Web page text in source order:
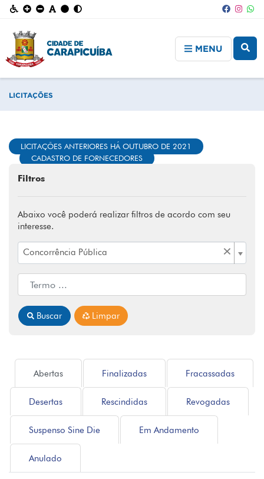
MENU
LICITAÇÕES
LICITAÇÕES ANTERIORES HÁ OUTUBRO DE 2021
CADASTRO DE FORNECEDORES
Abertas Finalizadas Fracassadas
Desertas Rescindidas Revogadas
Suspenso Sine Die Em Andamento
Anulado
Filtros
Abaixo você poderá realizar filtros de acordo com seu
interesse.
×
Concorrência Pública
Buscar Limpar